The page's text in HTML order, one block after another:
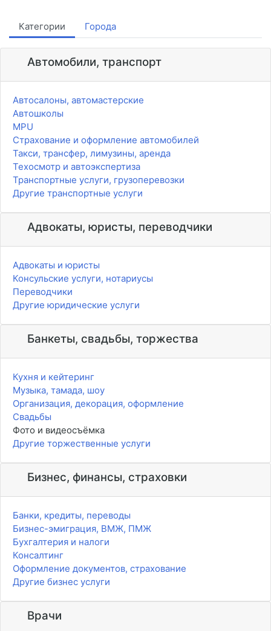
Категории Города
Автомобили, транспорт
Автосалоны, автомастерские
Автошколы
MPU
Страхование и оформление автомобилей
Такси, трансфер, лимузины, аренда
Техосмотр и автоэкспертиза
Транспортные услуги, грузоперевозки
Другие транспортные услуги
Адвокаты, юристы, переводчики
Адвокаты и юристы
Консульские услуги, нотариусы
Переводчики
Другие юридические услуги
Банкеты, свадьбы, торжества
Кухня и кейтеринг
Музыка, тамада, шоу
Организация, декорация, оформление
Свадьбы
Фото и видеосъёмка
Другие торжественные услуги
Бизнес, финансы, страховки
Банки, кредиты, переводы
Бизнес-эмиграция, ВМЖ, ПМЖ
Бухгалтерия и налоги
Консалтинг
Оформление документов, страхование
Другие бизнес услуги
Врачи